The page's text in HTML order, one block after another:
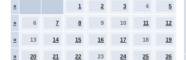
» 1 2 3 4 5
» 6 7 8 9 10 11 12
» 13 14 15 16 17 18 19
» 20 21 22 23 24 25 26